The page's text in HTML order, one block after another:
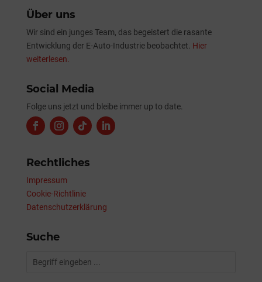
Über uns
Wir sind ein junges Team, das begeistert die rasante
Entwicklung der E-Auto-Industrie beobachtet. Hier
weiterlesen.
Social Media
Folge uns jetzt und bleibe immer up to date.
Rechtliches
Impressum
Cookie-Richtlinie
Datenschutzerklärung
Suche